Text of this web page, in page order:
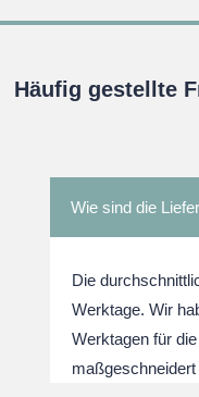
Häufig gestellte
Wie sind die
Die
Werktage. Wir
Werktagen für
maßgeschneidert